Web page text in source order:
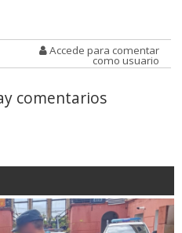
Accede para comentar
como usuario
comentarios